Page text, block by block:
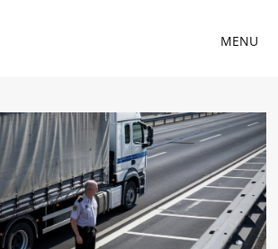
MENU